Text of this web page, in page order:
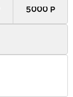
5000 Р